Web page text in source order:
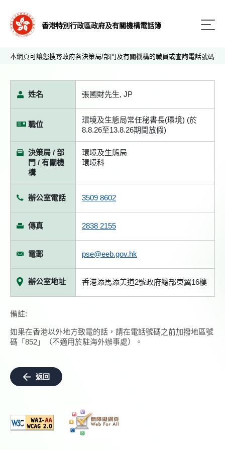
香港特別行政區政府及有關機構電話簿
本網頁可讓您搜尋政府各決策局/部門及有關機構的職員或查詢電話號碼
姓名 張國財先生, JP
職位
環境及生態局常任秘書長(環境) (於
8.8.26至13.8.26期間放假)
決策局 / 部
門 / 有關機
構
環境及生態局
環境科
辦公室電話 3509 8602
傳真 2838 2155
電郵 pse@eeb.gov.hk
辦公室地址 香港添馬添美道2號政府總部東翼16樓
備註:
如果在香港以外地方致電的話，請在電話號碼之前加撥地區號
碼「852」（不適用於駐海外辦事處）。
返回